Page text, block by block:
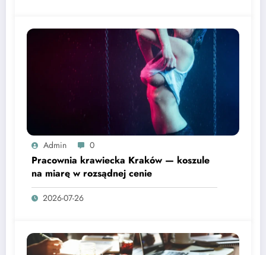
Admin 0
Pracownia krawiecka Kraków — koszule
na miarę w rozsądnej cenie
2026-07-26